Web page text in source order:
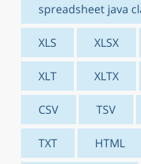
spreadsheet java
XLS XLSX
XLT XLTX
CSV TSV
TXT HTML